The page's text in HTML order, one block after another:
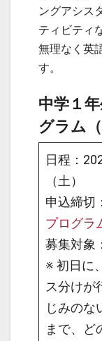
ングアシス
ティビティ
無理なく英
す。
中学１
グラム（
日程：
（土）
申込締切
プログラ
募集対象
※ 初日に
ス分けが
じみのな
まで、ど